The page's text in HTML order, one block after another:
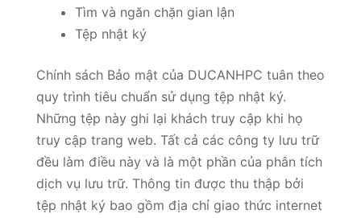
Tìm và ngăn chặn gian lận
Tệp nhật ký
Chính sách Bảo mật của DUCANHPC tuân theo
quy trình tiêu chuẩn sử dụng tệp nhật ký.
Những tệp này ghi lại khách truy cập khi họ
truy cập trang web. Tất cả các công ty lưu trữ
đều làm điều này và là một phần của phân tích
dịch vụ lưu trữ. Thông tin được thu thập bởi
tệp nhật ký bao gồm địa chỉ giao thức internet